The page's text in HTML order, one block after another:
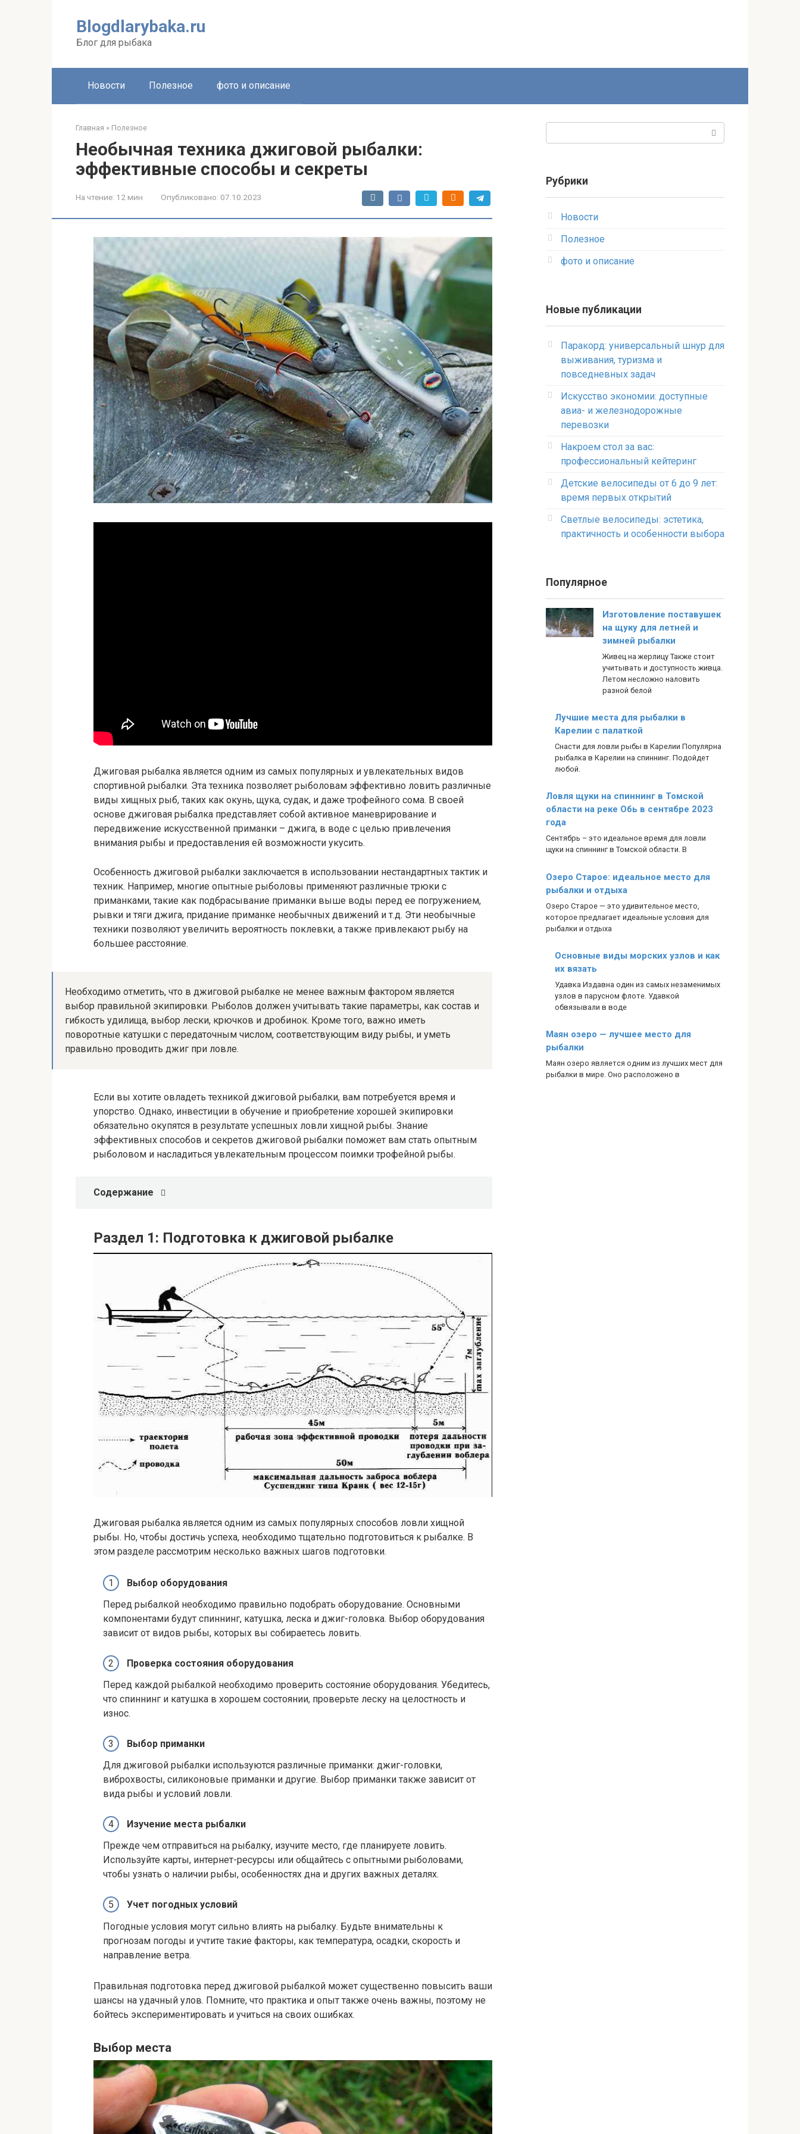
Blogdlarybaka.ru
Блог для рыбака
Новости Полезное фото и описание
Главная » Полезное
Необычная техника джиговой рыбалки:
эффективные способы и секреты
На чтение: 12 мин Опубликовано: 07.10.2023
Джиговая рыбалка является одним из самых популярных и увлекательных видов
спортивной рыбалки. Эта техника позволяет рыболовам эффективно ловить различные
виды хищных рыб, таких как окунь, щука, судак, и даже трофейного сома. В своей
основе джиговая рыбалка представляет собой активное маневрирование и
передвижение искусственной приманки – джига, в воде с целью привлечения
внимания рыбы и предоставления ей возможности укусить.
Особенность джиговой рыбалки заключается в использовании нестандартных тактик и
техник. Например, многие опытные рыболовы применяют различные трюки с
приманками, такие как подбрасывание приманки выше воды перед ее погружением,
рывки и тяги джига, придание приманке необычных движений и т.д. Эти необычные
техники позволяют увеличить вероятность поклевки, а также привлекают рыбу на
большее расстояние.
Необходимо отметить, что в джиговой рыбалке не менее важным фактором является
выбор правильной экипировки. Рыболов должен учитывать такие параметры, как состав и
гибкость удилища, выбор лески, крючков и дробинок. Кроме того, важно иметь
поворотные катушки с передаточным числом, соответствующим виду рыбы, и уметь
правильно проводить джиг при ловле.
Если вы хотите овладеть техникой джиговой рыбалки, вам потребуется время и
упорство. Однако, инвестиции в обучение и приобретение хорошей экипировки
обязательно окупятся в результате успешных ловли хищной рыбы. Знание
эффективных способов и секретов джиговой рыбалки поможет вам стать опытным
рыболовом и насладиться увлекательным процессом поимки трофейной рыбы.
Содержание
Раздел 1: Подготовка к джиговой рыбалке
Джиговая рыбалка является одним из самых популярных способов ловли хищной
рыбы. Но, чтобы достичь успеха, необходимо тщательно подготовиться к рыбалке. В
этом разделе рассмотрим несколько важных шагов подготовки.
Выбор оборудования
Перед рыбалкой необходимо правильно подобрать оборудование. Основными
компонентами будут спиннинг, катушка, леска и джиг-головка. Выбор оборудования
зависит от видов рыбы, которых вы собираетесь ловить.
Проверка состояния оборудования
Перед каждой рыбалкой необходимо проверить состояние оборудования. Убедитесь,
что спиннинг и катушка в хорошем состоянии, проверьте леску на целостность и
износ.
Выбор приманки
Для джиговой рыбалки используются различные приманки: джиг-головки,
виброхвосты, силиконовые приманки и другие. Выбор приманки также зависит от
вида рыбы и условий ловли.
Изучение места рыбалки
Прежде чем отправиться на рыбалку, изучите место, где планируете ловить.
Используйте карты, интернет-ресурсы или общайтесь с опытными рыболовами,
чтобы узнать о наличии рыбы, особенностях дна и других важных деталях.
Учет погодных условий
Погодные условия могут сильно влиять на рыбалку. Будьте внимательны к
прогнозам погоды и учтите такие факторы, как температура, осадки, скорость и
направление ветра.
Правильная подготовка перед джиговой рыбалкой может существенно повысить ваши
шансы на удачный улов. Помните, что практика и опыт также очень важны, поэтому не
бойтесь экспериментировать и учиться на своих ошибках.
Выбор места
Рубрики
Новости
Полезное
фото и описание
Новые публикации
Паракорд: универсальный шнур для
выживания, туризма и
повседневных задач
Искусство экономии: доступные
авиа- и железнодорожные
перевозки
Накроем стол за вас:
профессиональный кейтеринг
Детские велосипеды от 6 до 9 лет:
время первых открытий
Светлые велосипеды: эстетика,
практичность и особенности выбора
Популярное
Изготовление поставушек
на щуку для летней и
зимней рыбалки
Живец на жерлицу Также стоит
учитывать и доступность живца.
Летом несложно наловить
разной белой
Лучшие места для рыбалки в
Карелии с палаткой
Снасти для ловли рыбы в Карелии Популярна
рыбалка в Карелии на спиннинг. Подойдет
любой.
Ловля щуки на спиннинг в Томской
области на реке Обь в сентябре 2023
года
Сентябрь – это идеальное время для ловли
щуки на спиннинг в Томской области. В
Озеро Старое: идеальное место для
рыбалки и отдыха
Озеро Старое — это удивительное место,
которое предлагает идеальные условия для
рыбалки и отдыха
Основные виды морских узлов и как
их вязать
Удавка Издавна один из самых незаменимых
узлов в парусном флоте. Удавкой
обвязывали в воде
Маян озеро — лучшее место для
рыбалки
Маян озеро является одним из лучших мест для
рыбалки в мире. Оно расположено в